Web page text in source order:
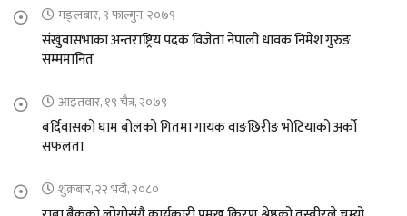
मङ्लबार, ९ फाल्गुन, २०७९
संखुवासभाका अन्तराष्ट्रिय पदक विजेता नेपाली धावक निमेश गुरुङ
सम्ममानित
आइतवार, १९ चैत्र, २०७९
बर्दिवासको घाम बोलको गितमा गायक वाङछिरीङ भोटियाको अर्को
सफलता
शुक्रबार, २२ भदौ, २०८०